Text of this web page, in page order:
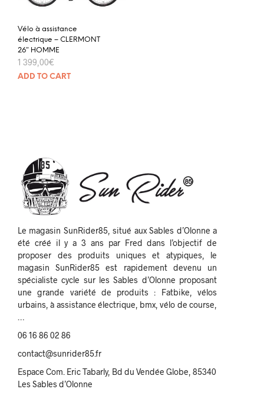
Vélo à assistance
électrique – CLERMONT
26″ HOMME
1 399,00€
ADD TO CART
Le magasin SunRider85, situé aux Sables d’Olonne a
été créé il y a 3 ans par Fred dans l’objectif de
proposer des produits uniques et atypiques, le
magasin SunRider85 est rapidement devenu un
spécialiste cycle sur les Sables d’Olonne proposant
une grande variété de produits : Fatbike, vélos
urbains, à assistance électrique, bmx, vélo de course,
06 16 86 02 86
contact@sunrider85.fr
Espace Com. Eric Tabarly, Bd du Vendée Globe, 85340
Les Sables d’Olonne